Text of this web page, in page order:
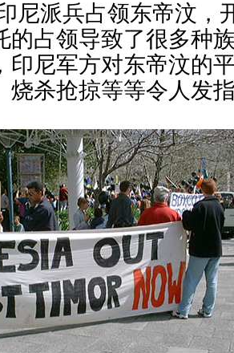
派兵占领东帝汶，
的占领导致了很多种
印尼军方对东帝汶的
烧杀抢掠等等令人发